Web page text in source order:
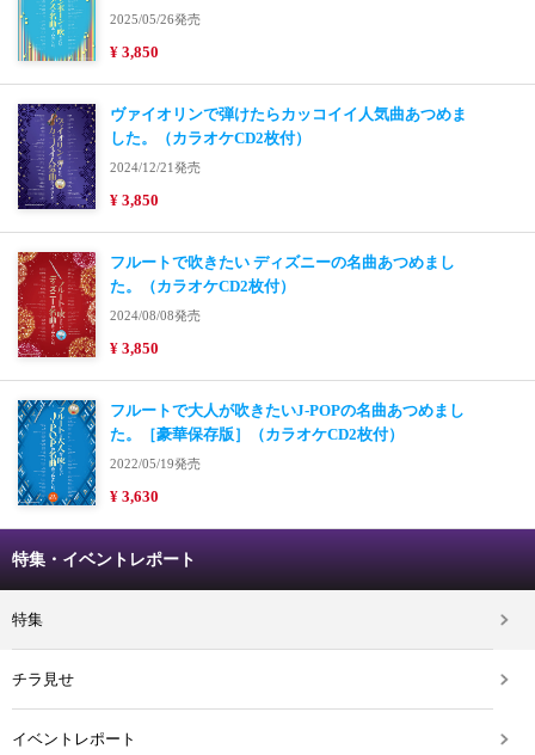
2025/05/26発売
¥ 3,850
ヴァイオリンで弾けたらカッコイイ人気曲あつめま
した。（カラオケCD2枚付）
2024/12/21発売
¥ 3,850
フルートで吹きたい ディズニーの名曲あつめまし
た。（カラオケCD2枚付）
2024/08/08発売
¥ 3,850
フルートで大人が吹きたいJ-POPの名曲あつめまし
た。［豪華保存版］（カラオケCD2枚付）
2022/05/19発売
¥ 3,630
特集・イベントレポート
特集
チラ見せ
イベントレポート